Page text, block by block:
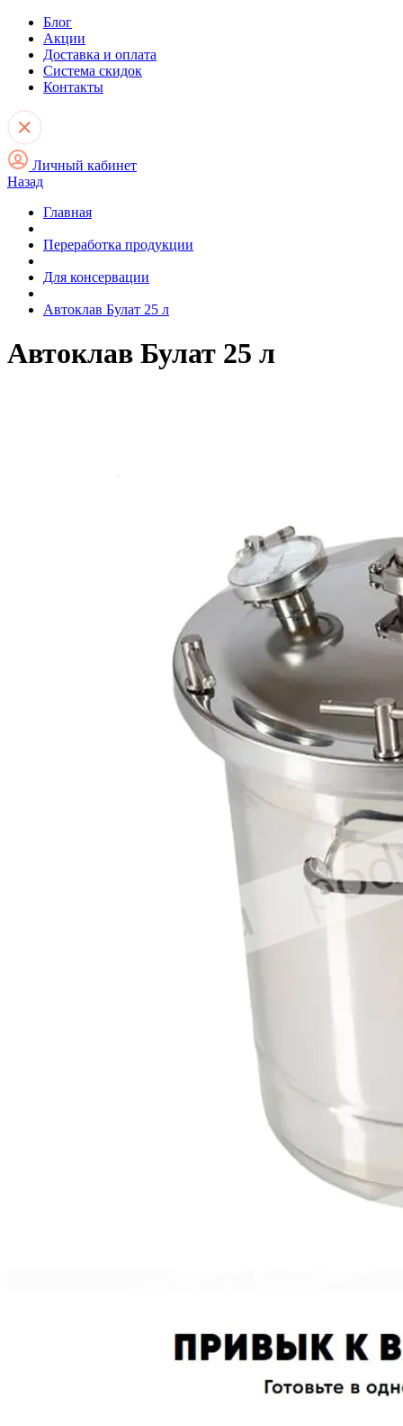
Блог
Акции
Доставка и оплата
Система скидок
Контакты
Личный кабинет
Назад
Главная
Переработка продукции
Для консервации
Автоклав Булат 25 л
Автоклав Булат 25 л